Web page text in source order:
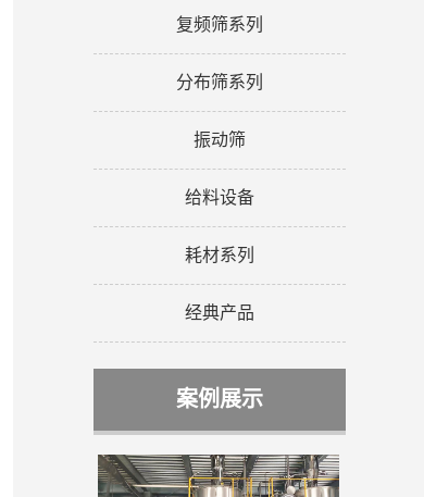
复频筛系列
分布筛系列
振动筛
给料设备
耗材系列
经典产品
案例展示